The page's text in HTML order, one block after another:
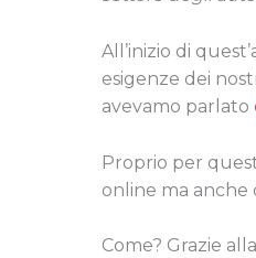
All’inizio di
esigenze dei
avevamo parlato
Proprio per
online ma anche
Come? Grazie alla